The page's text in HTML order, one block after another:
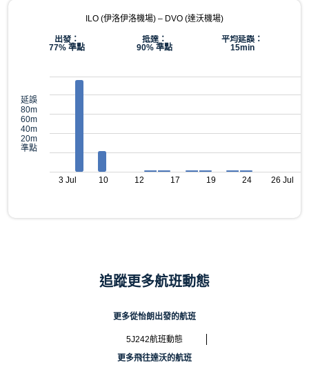
ILO (伊洛伊洛機場) – DVO (達沃機場)
出發：
77% 準點
抵達：
90% 準點
平均延誤：
15min
延誤
80m
60m
40m
20m
準點
3 Jul 10 12 17 19 24 26 Jul
追蹤更多航班動態
更多從怡朗出發的航班
5J242航班動態
更多飛往達沃的航班